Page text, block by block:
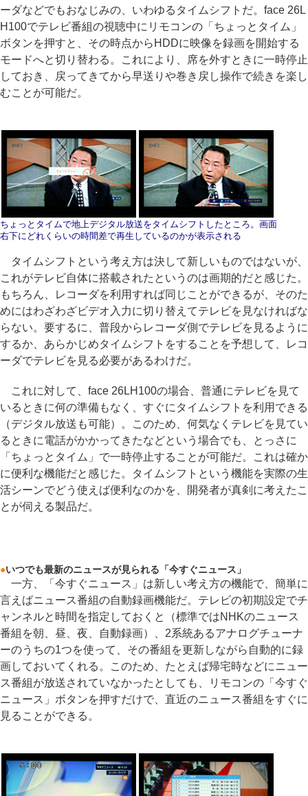
ーダなどでもおなじみの、いわゆるタイムシフトだ。face 26L
H100でテレビ番組の視聴中にリモコンの「ちょっとタイム」
ボタンを押すと、その時点からHDDに映像を録画を開始する
モードへと切り替わる。これにより、席を外すときに一時停止
しておき、戻ってきてから早送りや巻き戻し操作で続きを楽し
むことが可能だ。
ちょっとタイムで地上デジタル放送をタイムシフトしたところ。画面
右下にどれくらいの時間差で再生しているのかが表示される
タイムシフトという考え方は決して新しいものではないが、
これがテレビ自体に搭載されたというのは画期的だと感じた。
もちろん、レコーダを利用すれば同じことができるが、そのた
めにはわざわざビデオ入力に切り替えてテレビを見なければな
らない。要するに、普段からレコーダ側でテレビを見るように
するか、あらかじめタイムシフトをすることを予想して、レコ
ーダでテレビを見る必要があるわけだ。
これに対して、face 26LH100の場合、普通にテレビを見て
いるときに何の準備もなく、すぐにタイムシフトを利用できる
（デジタル放送も可能）。このため、何気なくテレビを見てい
るときに電話がかかってきたなどという場合でも、とっさに
「ちょっとタイム」で一時停止することが可能だ。これは確か
に便利な機能だと感じた。タイムシフトという機能を実際の生
活シーンでどう使えば便利なのかを、開発者が真剣に考えたこ
とが伺える製品だ。
●いつでも最新のニュースが見られる「今すぐニュース」
一方、「今すぐニュース」は新しい考え方の機能で、簡単に
言えばニュース番組の自動録画機能だ。テレビの初期設定でチ
ャンネルと時間を指定しておくと（標準ではNHKのニュース
番組を朝、昼、夜、自動録画）、2系統あるアナログチューナ
ーのうちの1つを使って、その番組を更新しながら自動的に録
画しておいてくれる。このため、たとえば帰宅時などにニュー
ス番組が放送されていなかったとしても、リモコンの「今すぐ
ニュース」ボタンを押すだけで、直近のニュース番組をすぐに
見ることができる。